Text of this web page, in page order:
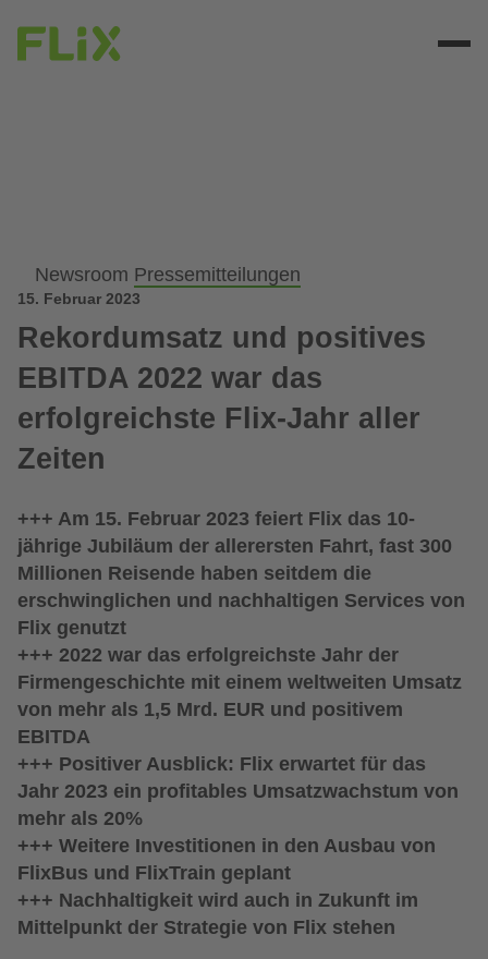
Newsroom Pressemitteilungen
15. Februar 2023
Rekordumsatz und positives
EBITDA 2022 war das
erfolgreichste Flix-Jahr aller
Zeiten
+++ Am 15. Februar 2023 feiert Flix das 10-
jährige Jubiläum der allerersten Fahrt, fast 300
Millionen Reisende haben seitdem die
erschwinglichen und nachhaltigen Services von
Flix genutzt
+++ 2022 war das erfolgreichste Jahr der
Firmengeschichte mit einem weltweiten Umsatz
von mehr als 1,5 Mrd. EUR und positivem
EBITDA
+++ Positiver Ausblick: Flix erwartet für das
Jahr 2023 ein profitables Umsatzwachstum von
mehr als 20%
+++ Weitere Investitionen in den Ausbau von
FlixBus und FlixTrain geplant
+++ Nachhaltigkeit wird auch in Zukunft im
Mittelpunkt der Strategie von Flix stehen